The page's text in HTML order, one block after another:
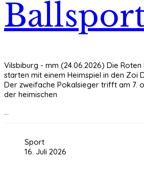
Vilsbiburg - mm (24.06.2026) Die Roten
starten mit einem Heimspiel in den Zoi
Der zweifache Pokalsieger trifft am 7.
der heimischen
...
Sport
16. Juli 2026